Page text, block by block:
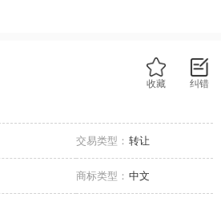
纠错
收藏
交易类型： 转让
商标类型： 中文